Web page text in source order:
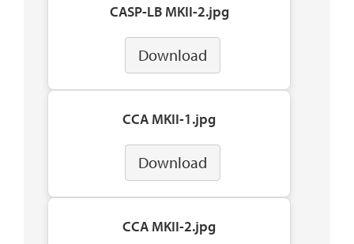
CASP-LB MKII-2.jpg
Download
CCA MKII-1.jpg
Download
CCA MKII-2.jpg